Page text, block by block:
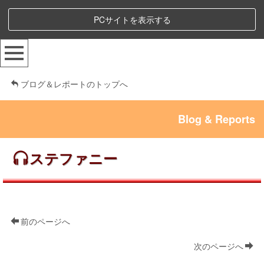
PCサイトを表示する
ブログ＆レポートのトップへ
Blog & Reports
ステファニー
前のページへ
次のページへ